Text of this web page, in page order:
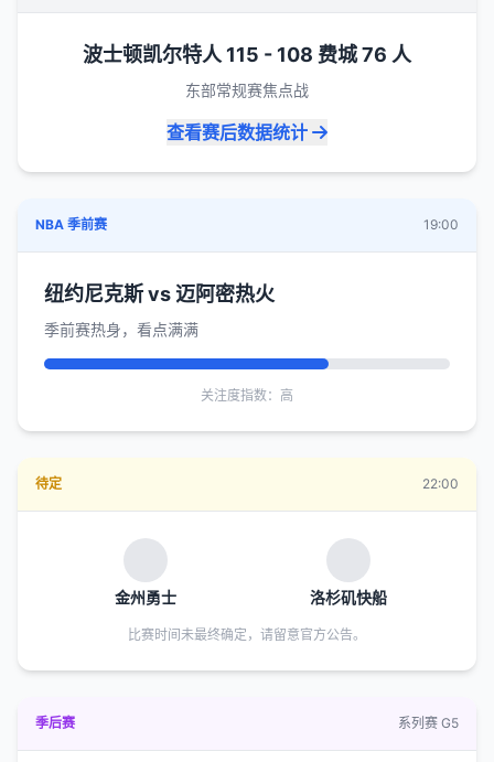
波士顿凯尔特人 115 - 108 费城 76 人
东部常规赛焦点战
查看赛后数据统计
NBA 季前赛 19:00
纽约尼克斯 vs 迈阿密热火
季前赛热身，看点满满
关注度指数：高
待定 22:00
金州勇士 洛杉矶快船
比赛时间未最终确定，请留意官方公告。
季后赛 系列赛 G5